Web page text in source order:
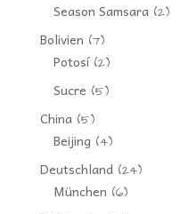
Season Samsara(2)
Bolivien (7)
Potosí(2)
Sucre (5)
China(5)
Beijing (4)
Deutschland(24)
München (6)